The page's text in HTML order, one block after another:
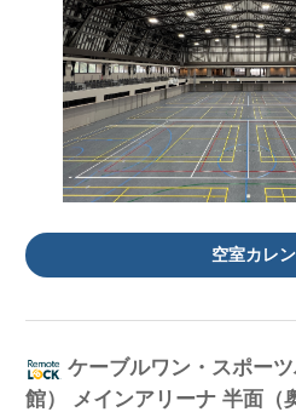
空室カレ
ケーブルワン・スポー
館） メインアリーナ 半面（